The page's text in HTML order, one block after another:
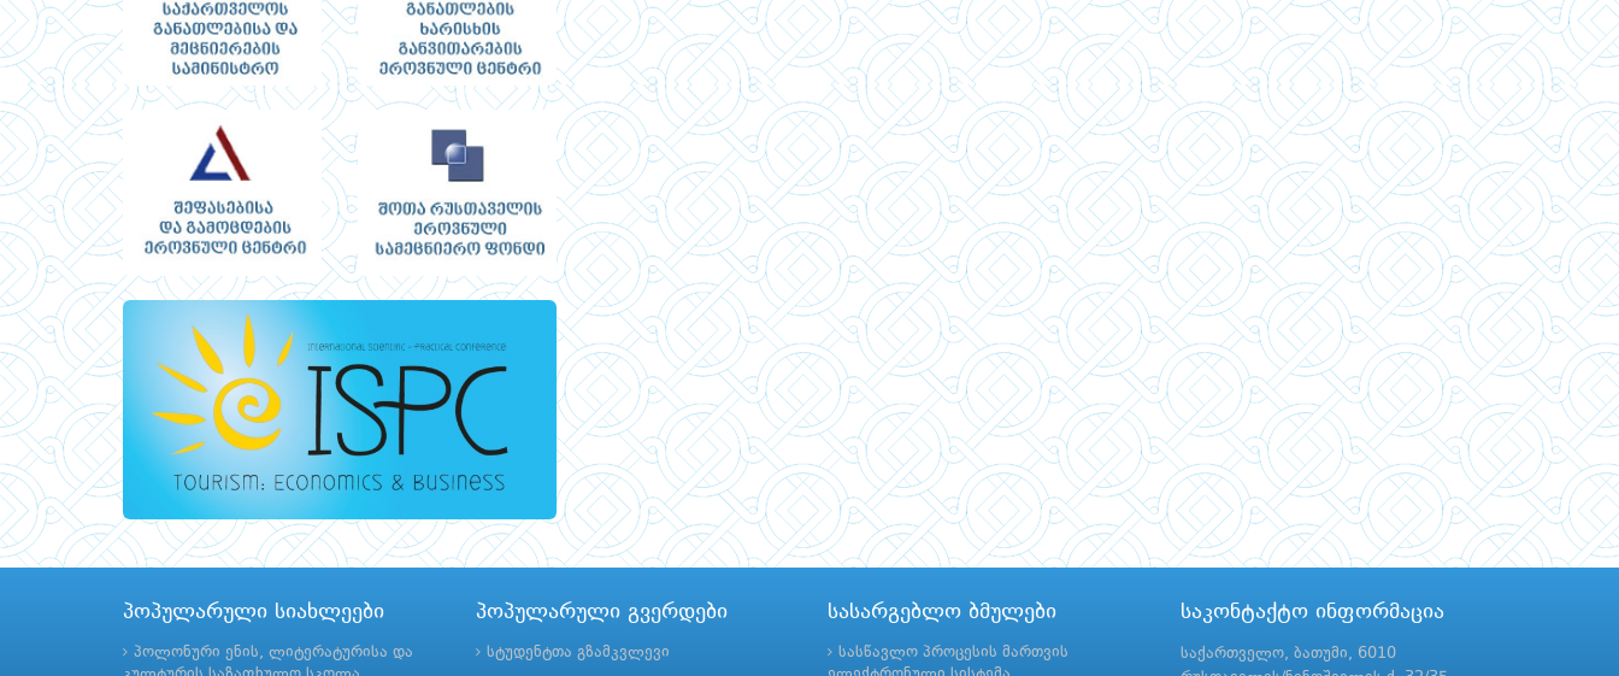
პოპულარული სიახლეები
პოლონური ენის, ლიტერატურისა და
პოპულარული გვერდები
სტუდენტთა გზამკვლევი
სასარგებლო ბმულები
სასწავლო პროცესის მართვის
საკონტაქტო ინფორმაცია
საქართველო, ბათუმი, 6010